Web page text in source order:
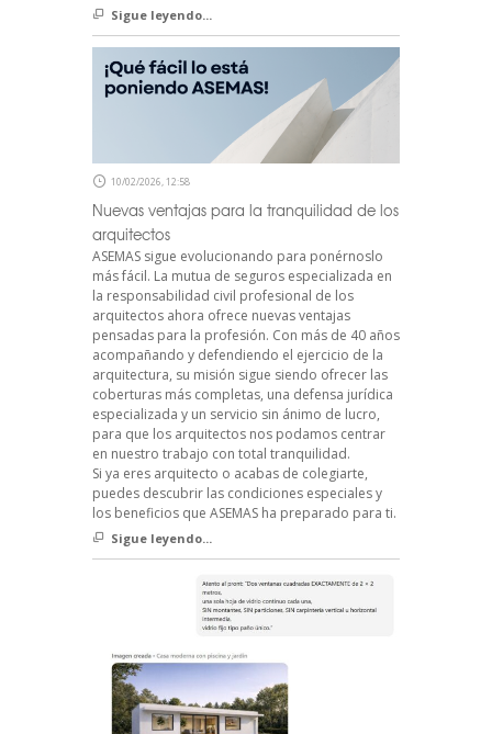
Sigue leyendo...
10/02/2026, 12:58
Nuevas ventajas para la tranquilidad de los
arquitectos
ASEMAS sigue evolucionando para ponérnoslo
más fácil. La mutua de seguros especializada en
la responsabilidad civil profesional de los
arquitectos ahora ofrece nuevas ventajas
pensadas para la profesión. Con más de 40 años
acompañando y defendiendo el ejercicio de la
arquitectura, su misión sigue siendo ofrecer las
coberturas más completas, una defensa jurídica
especializada y un servicio sin ánimo de lucro,
para que los arquitectos nos podamos centrar
en nuestro trabajo con total tranquilidad.
Si ya eres arquitecto o acabas de colegiarte,
puedes descubrir las condiciones especiales y
los beneficios que ASEMAS ha preparado para ti.
Sigue leyendo...